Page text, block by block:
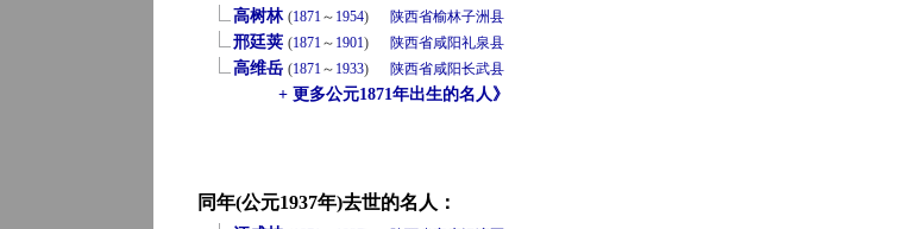
高树林 (1871～ 1954) 陕西省榆林子洲县
邢廷荚 (1871～ 1901) 陕西省咸阳礼泉县
高维岳 (1871～ 1933) 陕西省咸阳长武县
+ 更多公元1871年出生的名人》
同年(公元1937年)去世的名人：